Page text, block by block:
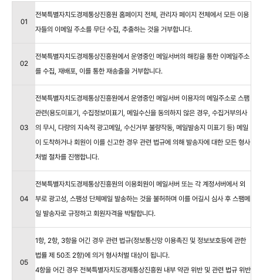
01
전북특별자치도경제통상진흥원 홈페이지 전체, 관리자 페이지 전체에서 모든 이용
자들의 이메일 주소를 무단 수집, 추출하는 것을 거부합니다.
02
전북특별자치도경제통상진흥원에서 운영중인 메일서버의 해킹을 통한 이메일주소
를 수집, 재배포, 이를 통한 재송출을 거부합니다.
03
전북특별자치도경제통상진흥원에서 운영중인 메일서버 이용자의 메일주소로 스팸
관련(용도미표기, 수집정보미표기, 메일수신을 동의하지 않은 경우, 수집거부의사
의 무시, 다량의 지속적 광고메일, 수신거부 불량작동, 메일발송지 미표기 등) 메일
이 도착하거나 회원이 이를 신고한 경우 관련 법규에 의해 발송자에 대한 모든 형사
처벌 절차를 진행합니다.
04
전북특별자치도경제통상진흥원의 이용회원이 메일서버 또는 각 계정서버에서 외
부로 광고성, 스팸성 단체메일 발송하는 것을 불허하며 이를 어길시 심사 후 스팸메
일 발송자로 규정하고 회원자격을 박탈합니다.
05
1항, 2항, 3항을 어긴 경우 관련 법규(정보통신망 이용촉진 및 정보보호등에 관한
법률 제 50조 2항)에 의거 형사처벌 대상이 됩니다.
4항을 어긴 경우 전북특별자치도경제통상진흥원 내부 약관 위반 및 관련 법규 위반